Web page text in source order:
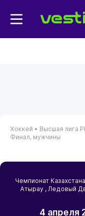
Хоккей • Высшая лига
Финал, мужчины
Чемпионат
Атырау, Ледовый
4 апреля